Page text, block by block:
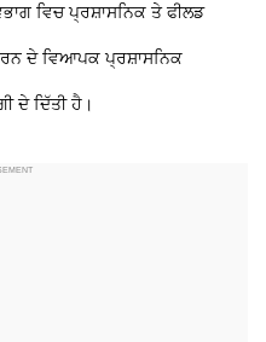
ਵਿਚ ਪ੍ਰਸ਼ਾਸਨਿਕ ਤੇ ਫੀਲਡ
ਦੇ ਵਿਆਪਕ ਪ੍ਰਸ਼ਾਸਨਿਕ
ਦੇ ਦਿੱਤੀ ਹੈ।